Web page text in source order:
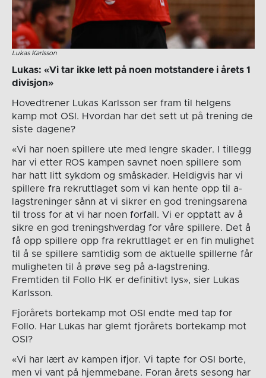
Lukas Karlsson
Lukas: «Vi tar ikke lett på noen motstandere i årets 1
divisjon»
Hovedtrener Lukas Karlsson ser fram til helgens
kamp mot OSI. Hvordan har det sett ut på trening de
siste dagene?
«Vi har noen spillere ute med lengre skader. I tillegg
har vi etter ROS kampen savnet noen spillere som
har hatt litt sykdom og småskader. Heldigvis har vi
spillere fra rekruttlaget som vi kan hente opp til a-
lagstreninger sånn at vi sikrer en god treningsarena
til tross for at vi har noen forfall. Vi er opptatt av å
sikre en god treningshverdag for våre spillere. Det å
få opp spillere opp fra rekruttlaget er en fin mulighet
til å se spillere samtidig som de aktuelle spillerne får
muligheten til å prøve seg på a-lagstrening.
Fremtiden til Follo HK er definitivt lys», sier Lukas
Karlsson.
Fjorårets bortekamp mot OSI endte med tap for
Follo. Har Lukas har glemt fjorårets bortekamp mot
OSI?
«Vi har lært av kampen ifjor. Vi tapte for OSI borte,
men vi vant på hjemmebane. Foran årets sesong har